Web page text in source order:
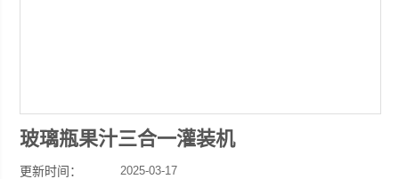
玻璃瓶果汁三合一灌装机
更新时间： 2025-03-17